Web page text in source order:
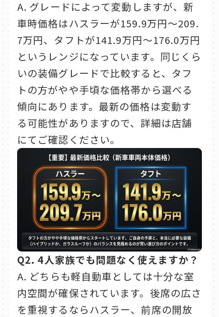
A. グレードによって変動しますが、新
車時価格はハスラーが159.9万円〜209.
7万円、タフトが141.9万円〜176.0万円
というレンジになっています。同じくら
いの装備グレードで比較すると、タフ
トの方がやや手頃な価格帯から選べる
傾向にあります。最新の価格は変動す
る可能性がありますので、詳細は店舗
にてご確認ください。
Q2. 4人家族でも問題なく使えますか？
A. どちらも軽自動車としては十分な室
内空間が確保されています。後席の広さ
を重視するならハスラー、前席の開放